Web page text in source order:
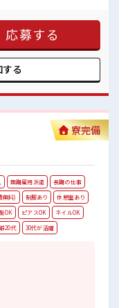
はウレシイPoint☆
応募できちゃう！ 自分
も？ 生活に便利な家電
ヘアカラーOKで自由な
ければ基本的に自由！
あるので毎日の服装の
ー通勤もOK！ ≪食堂
める休憩室あり！ オン
あり！ 安心してお仕事に
応募する
る
寮完備
無期雇用派遣
長期の仕事
無料) 制服あり
休憩室あり
OK ピアスOK
ネイルOK
20代 30代が活躍